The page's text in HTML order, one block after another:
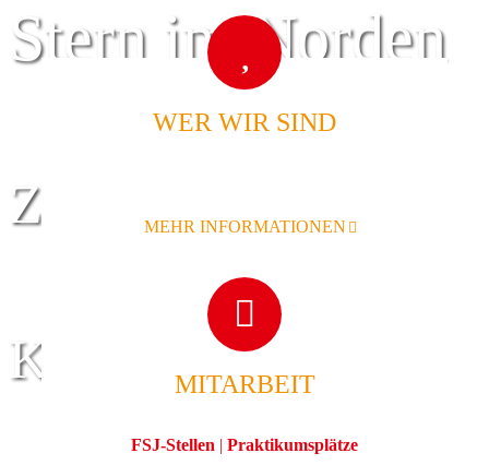
Stern im Norden
Zentrum für
Kinder
WER WIR SIND
MEHR INFORMATIONEN
MITARBEIT
FSJ-Stellen | Praktikumsplätze